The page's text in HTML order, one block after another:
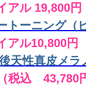
アル 19,800
トーニング
アル10,800円
天性真皮メラ
税込 43,780